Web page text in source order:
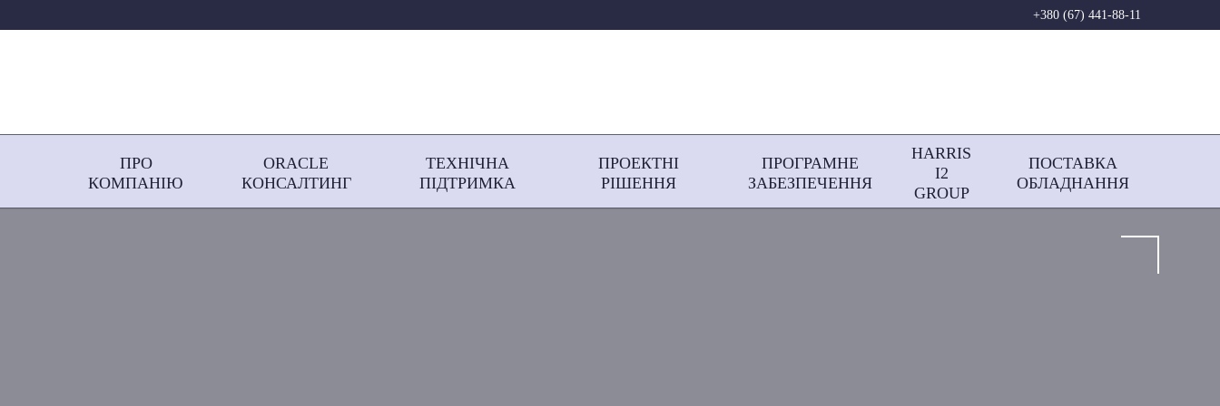
+380 (67) 441-88-11
ПРО
КОМПАНІЮ
ORACLE
КОНСАЛТИНГ
ТЕХНІЧНА
ПІДТРИМКА
ПРОЕКТНІ
РІШЕННЯ
ПРОГРАМНЕ
ЗАБЕЗПЕЧЕННЯ
HARRIS
І2
GROUP
ПОСТАВКА
ОБЛАДНАННЯ